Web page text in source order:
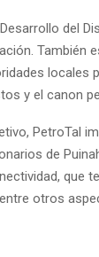
del
También
locales
y el canon
PetroTal
de
que
otros